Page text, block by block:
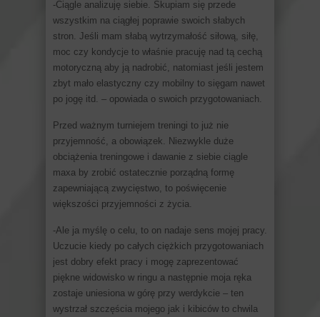
-Ciągle analizuję siebie. Skupiam się przede
wszystkim na ciągłej poprawie swoich słabych
stron. Jeśli mam słabą wytrzymałość siłową, siłę,
moc czy kondycje to właśnie pracuję nad tą cechą
motoryczną aby ją nadrobić, natomiast jeśli jestem
zbyt mało elastyczny czy mobilny to sięgam nawet
po jogę itd. – opowiada o swoich przygotowaniach.
Przed ważnym turniejem treningi to już nie
przyjemność, a obowiązek. Niezwykle duże
obciążenia treningowe i dawanie z siebie ciągle
maxa by zrobić ostatecznie porządną formę
zapewniającą zwycięstwo, to poświęcenie
większości przyjemności z życia.
-Ale ja myślę o celu, to on nadaje sens mojej pracy.
Uczucie kiedy po całych ciężkich przygotowaniach
jest dobry efekt pracy i mogę zaprezentować
piękne widowisko w ringu a następnie moja ręka
zostaje uniesiona w górę przy werdykcie – ten
wystrzał szczęścia mojego jak i kibiców to chwila